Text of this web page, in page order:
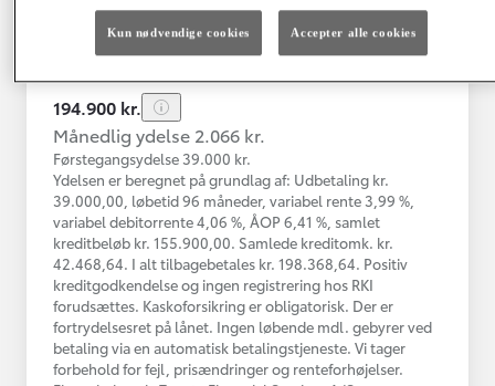
Hybrid Benzin
Automatisk
gearkasse
Vis mere
194.900 kr.
Månedlig ydelse 2.066 kr.
Førstegangsydelse 39.000 kr.
Ydelsen er beregnet på grundlag af: Udbetaling kr.
39.000,00, løbetid 96 måneder, variabel rente 3,99 %,
variabel debitorrente 4,06 %, ÅOP 6,41 %, samlet
kreditbeløb kr. 155.900,00. Samlede kreditomk. kr.
42.468,64. I alt tilbagebetales kr. 198.368,64. Positiv
kreditgodkendelse og ingen registrering hos RKI
forudsættes. Kaskoforsikring er obligatorisk. Der er
fortrydelsesret på lånet. Ingen løbende mdl. gebyrer ved
betaling via en automatisk betalingstjeneste. Vi tager
forbehold for fejl, prisændringer og renteforhøjelser.
Kun nødvendige cookies Accepter alle cookies